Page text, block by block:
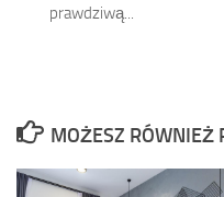
prawdziwą...
MOŻESZ